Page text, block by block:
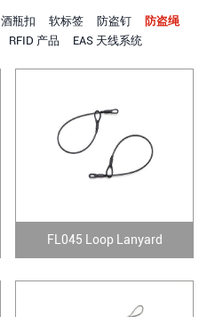
酒瓶扣 软标签 防盗钉
防盗绳
RFID 产品 EAS 天线系统
FL045 Loop Lanyard